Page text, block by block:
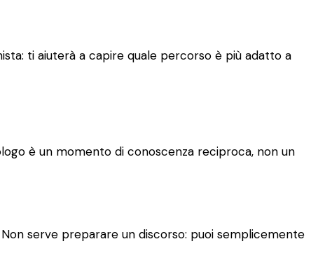
ti aiuterà a capire quale percorso è più adatto a
è un momento di conoscenza reciproca, non un
serve preparare un discorso: puoi semplicemente